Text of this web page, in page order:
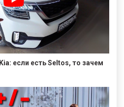
если есть Seltos, то зачем